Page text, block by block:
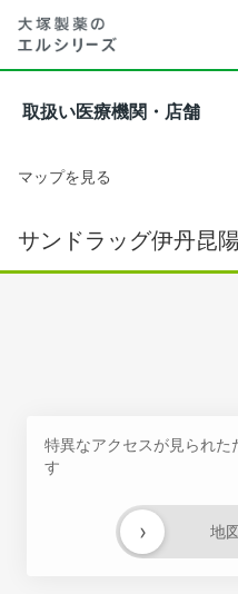
取扱い医療機関・店舗
マップを見る
サンドラッグ伊丹昆
特異なアクセスが見られた
す
地
›